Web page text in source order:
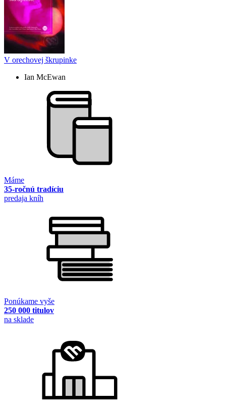
V orechovej škrupinke
Ian McEwan
Máme
35-ročnú tradíciu
predaja kníh
Ponúkame vyše
250 000 titulov
na sklade